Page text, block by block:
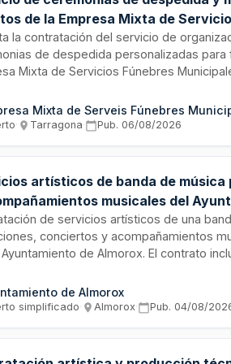
de la Empresa Mixta de
la contratación del servicio de
de despedida personalizadas
Mixta de Servicios Fúnebres
y servicios de oficiantes de
en las salas del tanatorio municipal
personal estable y con continuidad
Mixta de Serveis Fúnebres
· Tarragona· Pub. 06/08/2026
artísticos de banda de
musicales del
de servicios artísticos de una
conciertos y acompañamientos
de Almorox. El contrato
sustituciones y todas las
Social asociadas. Se trata de un
de Almorox
simplificado· Almorox· Pub. 04/08/